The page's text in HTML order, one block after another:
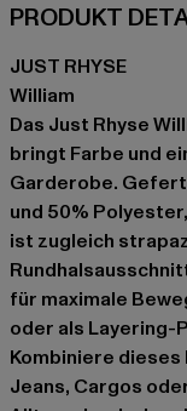
PRODUKT
JUST RHYSE
William
Das Just Rhyse
bringt Farbe und
Garderobe.
und 50%
ist zugleich
für maximale
oder als Layering-
Kombiniere
Jeans, Cargos